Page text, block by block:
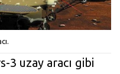
3 uzay aracı gibi